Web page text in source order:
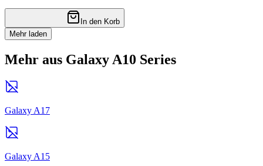
In den Korb
Mehr laden
Mehr aus Galaxy A10 Series
Galaxy A17
Galaxy A15